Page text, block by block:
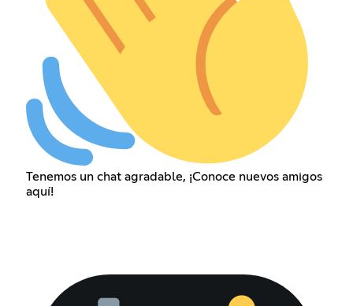
Tenemos un chat agradable, ¡Conoce nuevos amigos
aquí!